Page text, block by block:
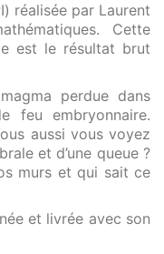
réalisée par Laurent
Cette
est le résultat brut
perdue dans
feu embryonnaire.
aussi vous voyez
et d’une queue ?
murs et qui sait ce
et livrée avec son